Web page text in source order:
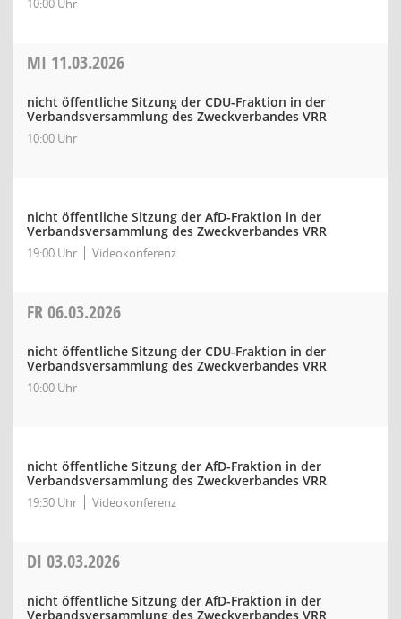
10:00 Uhr
MI 11.03.2026
nicht öffentliche Sitzung der CDU-Fraktion in der
Verbandsversammlung des Zweckverbandes VRR
10:00 Uhr
nicht öffentliche Sitzung der AfD-Fraktion in der
Verbandsversammlung des Zweckverbandes VRR
19:00 Uhr Videokonferenz
FR06.03.2026
nicht öffentliche Sitzung der CDU-Fraktion in der
Verbandsversammlung des Zweckverbandes VRR
10:00 Uhr
nicht öffentliche Sitzung der AfD-Fraktion in der
Verbandsversammlung des Zweckverbandes VRR
19:30 Uhr Videokonferenz
DI 03.03.2026
nicht öffentliche Sitzung der AfD-Fraktion in der
Verbandsversammlung des Zweckverbandes VRR